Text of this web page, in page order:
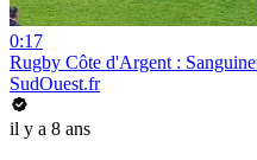
0:17
Rugby Côte d'Argent :
SudOuest.fr
il y a 8 ans